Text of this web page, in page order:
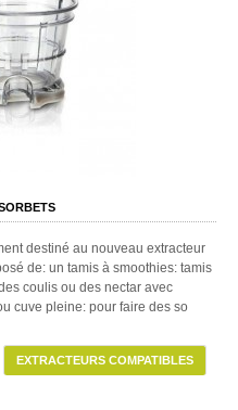
destiné au nouveau extracteur
de: un tamis à smoothies: tamis
coulis ou des nectar avec
cuve pleine: pour faire des so
EXTRACTEURS COMPATIBLES